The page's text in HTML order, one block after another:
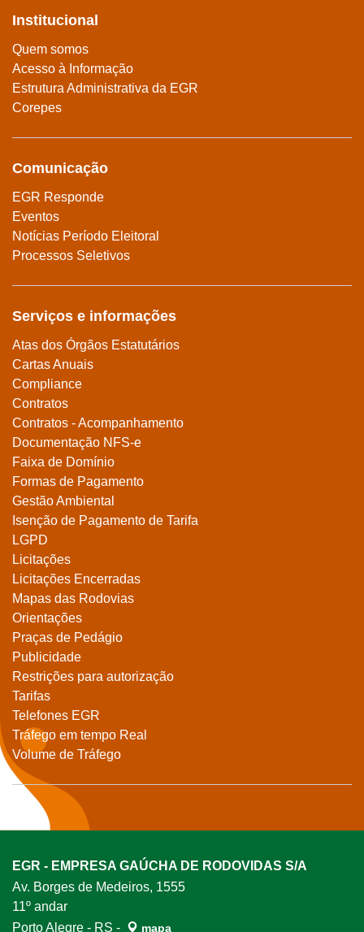
Institucional
Quem somos
Acesso à Informação
Estrutura Administrativa da EGR
Corepes
Comunicação
EGR Responde
Eventos
Notícias Período Eleitoral
Processos Seletivos
Serviços e informações
Atas dos Órgãos Estatutários
Cartas Anuais
Compliance
Contratos
Contratos - Acompanhamento
Documentação NFS-e
Faixa de Domínio
Formas de Pagamento
Gestão Ambiental
Isenção de Pagamento de Tarifa
LGPD
Licitações
Licitações Encerradas
Mapas das Rodovias
Orientações
Praças de Pedágio
Publicidade
Restrições para autorização
Tarifas
Telefones EGR
Tráfego em tempo Real
Volume de Tráfego
EGR - EMPRESA GAÚCHA DE RODOVIDAS S/A
Av. Borges de Medeiros, 1555
11º andar
Porto Alegre - RS -
mapa